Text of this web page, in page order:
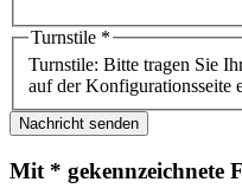
Turnstile *
Turnstile: Bitte tragen Sie
auf der Konfigurationsseite
Nachricht senden
Mit * gekennzeichnete